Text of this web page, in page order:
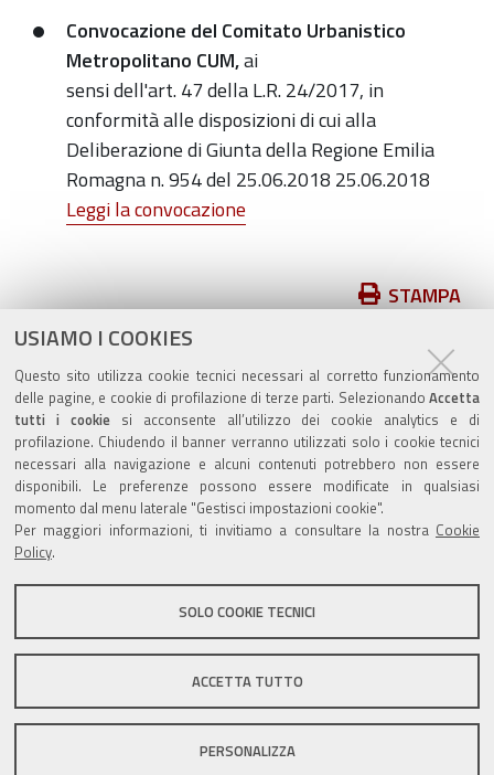
USIAMO I COOKIES
Questo sito utilizza cookie tecnici necessari al corretto funzionamento
delle pagine, e cookie di profilazione di terze parti. Selezionando Accetta
tutti i cookiesi acconsente all’utilizzo dei cookie analytics e di
profilazione. Chiudendo il banner verranno utilizzati solo i cookie tecnici
necessari alla navigazione e alcuni contenuti potrebbero non essere
disponibili. Le preferenze possono essere modificate in qualsiasi
momento dal menu laterale "Gestisci impostazioni cookie".
Per maggiori informazioni, ti invitiamo a consultare la nostra Cookie
Policy.
SOLO COOKIE TECNICI
ACCETTA TUTTO
PERSONALIZZA
Convocazione del Comitato Urbanistico
Metropolitano CUM,ai
sensi dell'art. 47 della L.R. 24/2017, in
conformità alle disposizioni di cui alla
Deliberazione di Giunta della Regione Emilia
Romagna n. 954 del 25.06.2018 25.06.2018
Leggi la convocazione
Azioni
sul
documento
STAMPA
pubblicato il17/05/2019
ultima modifica03/11/2020
Valuta questo sito
Sito istituzionale Comune di Zola Predosa